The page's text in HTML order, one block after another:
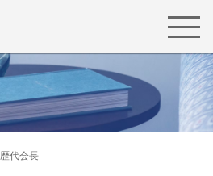
歴代会長